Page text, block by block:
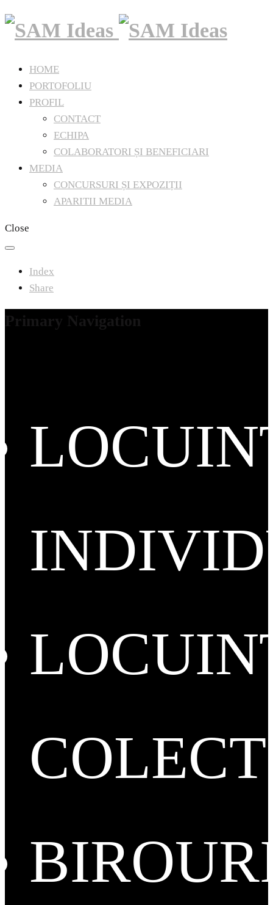
HOME
PORTOFOLIU
PROFIL
CONTACT
ECHIPA
COLABORATORI ȘI BENEFICIARI
MEDIA
CONCURSURI ȘI EXPOZIȚII
APARITII MEDIA
Close
Index
Share